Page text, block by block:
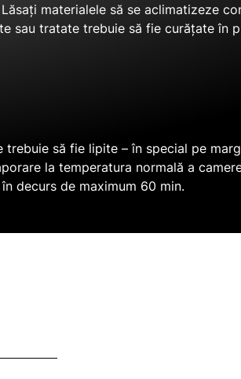
materialele să se aclimatizeze
sau tratate trebuie să fie curățate în
să fie lipite – în special pe
la temperatura normală a
decurs de maximum 60 min.